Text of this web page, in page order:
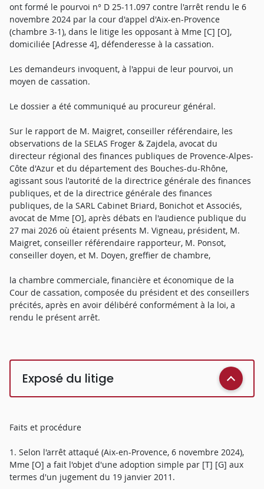
ont formé le pourvoi n° D 25-11.097 contre l'arrêt rendu le 6
novembre 2024 par la cour d'appel d'Aix-en-Provence
(chambre 3-1), dans le litige les opposant à Mme [C] [O],
domiciliée [Adresse 4], défenderesse à la cassation.
Les demandeurs invoquent, à l'appui de leur pourvoi, un
moyen de cassation.
Le dossier a été communiqué au procureur général.
Sur le rapport de M. Maigret, conseiller référendaire, les
observations de la SELAS Froger & Zajdela, avocat du
directeur régional des finances publiques de Provence-Alpes-
Côte d'Azur et du département des Bouches-du-Rhône,
agissant sous l'autorité de la directrice générale des finances
publiques, et de la directrice générale des finances
publiques, de la SARL Cabinet Briard, Bonichot et Associés,
avocat de Mme [O], après débats en l'audience publique du
27 mai 2026 où étaient présents M. Vigneau, président, M.
Maigret, conseiller référendaire rapporteur, M. Ponsot,
conseiller doyen, et M. Doyen, greffier de chambre,
la chambre commerciale, financière et économique de la
Cour de cassation, composée du président et des conseillers
précités, après en avoir délibéré conformément à la loi, a
rendu le présent arrêt.
Exposé du litige
Faits et procédure
1. Selon l'arrêt attaqué (Aix-en-Provence, 6 novembre 2024),
Mme [O] a fait l'objet d'une adoption simple par [T] [G] aux
termes d'un jugement du 19 janvier 2011.